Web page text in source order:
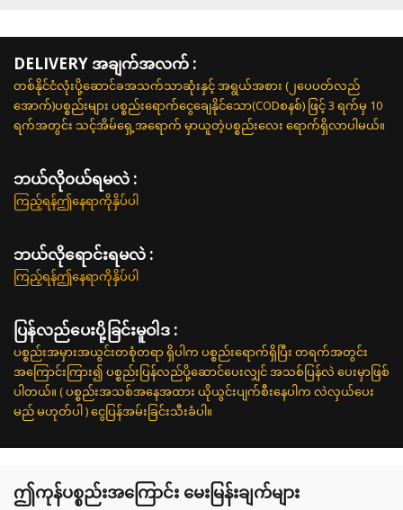
DELIVERY အချက်အလက် :
တစ်နိုင်ငံလုံးပို့ဆောင်ခအသက်သာဆုံးနှင့် အရွယ်အစား (၂ပေပတ်လည်
အောက်)ပစ္စည်းများ ပစ္စည်းရောက်ငွေချေနိုင်သော(CODစနစ်) ဖြင့် 3 ရက်မှ 10
ရက်အတွင်း သင့်အိမ်ရှေ့အရောက် မှာယူတဲ့ပစ္စည်းလေး ရောက်ရှိလာပါမယ်။
ဘယ်လို၀ယ်ရမလဲ :
ကြည့်ရန်ဤနေရာကိုနှိပ်ပါ
ဘယ်လိုရောင်းရမလဲ :
ကြည့်ရန်ဤနေရာကိုနှိပ်ပါ
ပြန်လည်ပေးပို့ခြင်းမူဝါဒ :
ပစ္စည်းအမှားအယွင်းတစုံတရာ ရှိပါက ပစ္စည်းရောက်ရှိပြီး တရက်အတွင်း
အကြောင်းကြား၍ ပစ္စည်းပြန်လည်ပို့ဆောင်ပေးလျှင် အသစ်ပြန်လဲ ပေးမှာဖြစ်
ပါတယ်။ ( ပစ္စည်းအသစ်အနေအထား ယိုယွင်းပျက်စီးနေပါက လဲလှယ်ပေး
မည် မဟုတ်ပါ ) ငွေပြန်အမ်းခြင်းသီးခံပါ။
ဤကုန်ပစ္စည်းအကြောင်း မေးမြန်းချက်များ